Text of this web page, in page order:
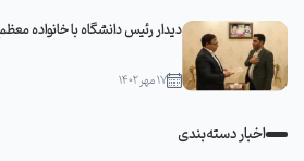
دیدار رئیس دانشگاه با خانواده
۱۷ مهر ۱۴۰۲
اخبار دسته‌بندی